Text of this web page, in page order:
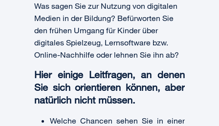
Was sagen Sie zur Nutzung von digitalen
Medien in der Bildung? Befürworten Sie
den frühen Umgang für Kinder über
digitales Spielzeug, Lernsoftware bzw.
Online-Nachhilfe oder lehnen Sie ihn ab?
Hier einige Leitfragen, an denen
Sie sich orientieren können, aber
natürlich nicht müssen.
Welche Chancen sehen Sie in einer